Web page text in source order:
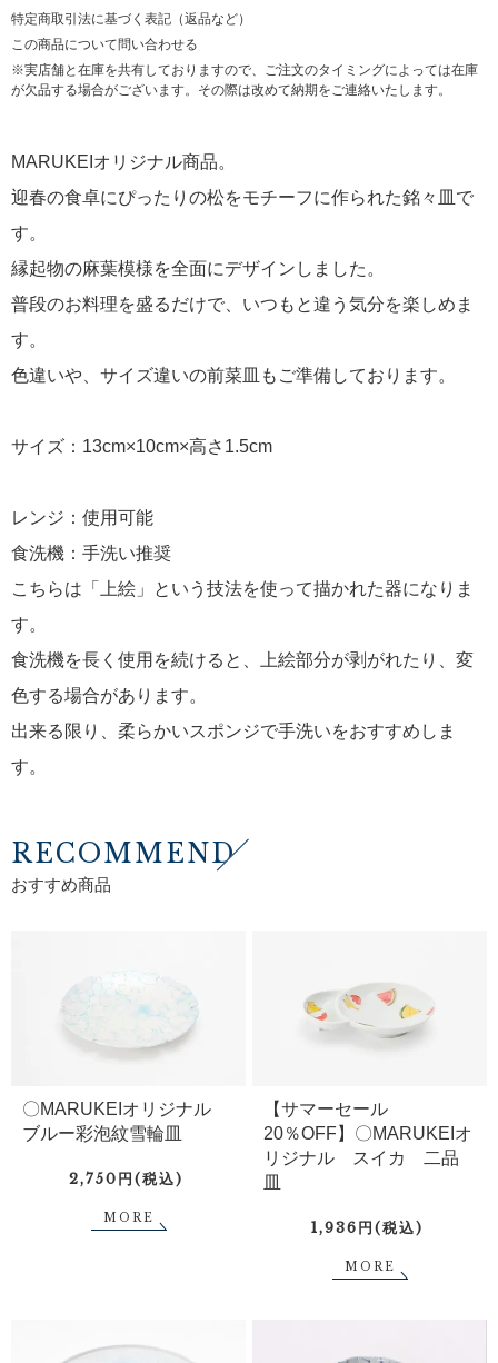
特定商取引法に基づく表記（返品など）
この商品について問い合わせる
※実店舗と在庫を共有しておりますので、ご注文のタイミングによっては在庫
が欠品する場合がございます。その際は改めて納期をご連絡いたします。
MARUKEIオリジナル商品。
迎春の食卓にぴったりの松をモチーフに作られた銘々皿で
す。
縁起物の麻葉模様を全面にデザインしました。
普段のお料理を盛るだけで、いつもと違う気分を楽しめま
す。
色違いや、サイズ違いの前菜皿もご準備しております。
サイズ：13cm×10cm×高さ1.5cm
レンジ：使用可能
食洗機：手洗い推奨
こちらは「上絵」という技法を使って描かれた器になりま
す。
食洗機を長く使用を続けると、上絵部分が剥がれたり、変
色する場合があります。
出来る限り、柔らかいスポンジで手洗いをおすすめしま
す。
RECOMMEND
おすすめ商品
〇MARUKEIオリジナル
ブルー彩泡紋雪輪皿
2,750円(税込)
MORE
【サマーセール
20％OFF】〇MARUKEIオ
リジナル スイカ 二品
皿
1,936円(税込)
MORE